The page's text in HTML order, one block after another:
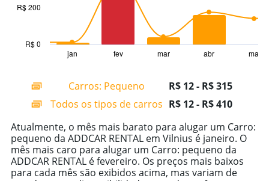
has
displaying
categories.
Range:
14
categories.
The
chart
has
jan fev mar abr mai
R$ 0
R$ 200
Carros: Pequeno
R$ 12 - R$ 315
Todos os tipos de carros R$ 12 - R$ 410
Atualmente, o mês mais barato para alugar um Carro:
pequeno da ADDCAR RENTAL em Vilnius é janeiro. O
mês mais caro para alugar um Carro: pequeno da
ADDCAR RENTAL é fevereiro. Os preços mais baixos
para cada mês são exibidos acima, mas variam de